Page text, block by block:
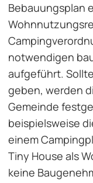
Bebauungsplan
notwendigen
aufgeführt.
geben, werden
Gemeinde
beispielsweise
einem
Tiny House als
keine